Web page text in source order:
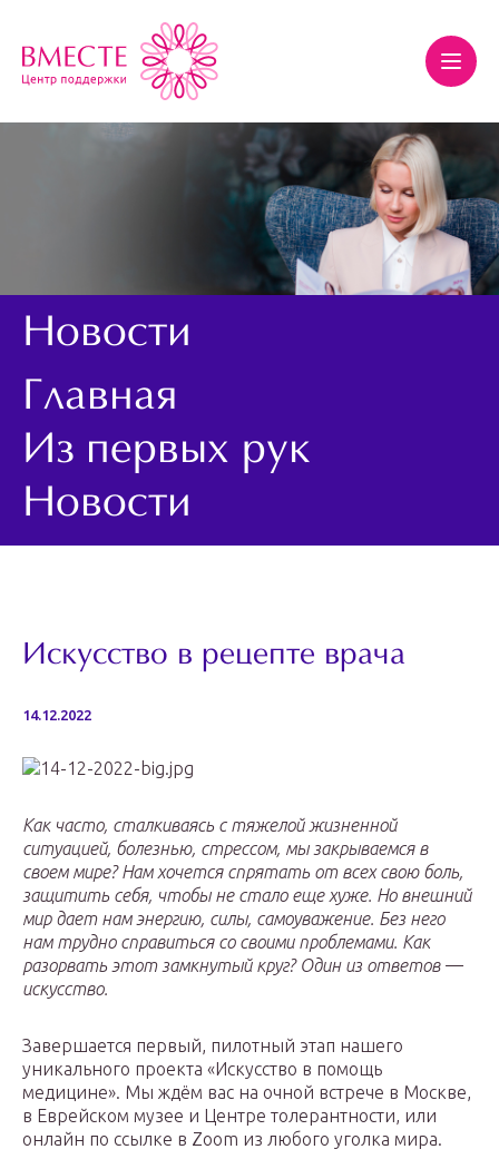
Новости
Главная
Из первых рук
Новости
Искусство в рецепте врача
14.12.2022
Как часто, сталкиваясь с тяжелой жизненной
ситуацией, болезнью, стрессом, мы закрываемся в
своем мире? Нам хочется спрятать от всех свою боль,
защитить себя, чтобы не стало еще хуже. Но внешний
мир дает нам энергию, силы, самоуважение. Без него
нам трудно справиться со своими проблемами. Как
разорвать этот замкнутый круг? Один из ответов —
искусство.
Завершается первый, пилотный этап нашего
уникального проекта «Искусство в помощь
медицине». Мы ждём вас на очной встрече в Москве,
в Еврейском музее и Центре толерантности, или
онлайн по ссылке в Zoom из любого уголка мира.